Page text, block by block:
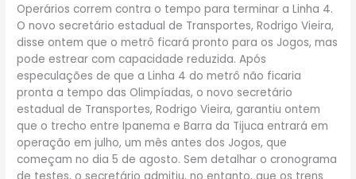
Operários correm contra o tempo para terminar a Linha 4.
O novo secretário estadual de Transportes, Rodrigo Vieira,
disse ontem que o metrô ficará pronto para os Jogos, mas
pode estrear com capacidade reduzida. Após
especulações de que a Linha 4 do metrô não ficaria
pronta a tempo das Olimpíadas, o novo secretário
estadual de Transportes, Rodrigo Vieira, garantiu ontem
que o trecho entre Ipanema e Barra da Tijuca entrará em
operação em julho, um mês antes dos Jogos, que
começam no dia 5 de agosto. Sem detalhar o cronograma